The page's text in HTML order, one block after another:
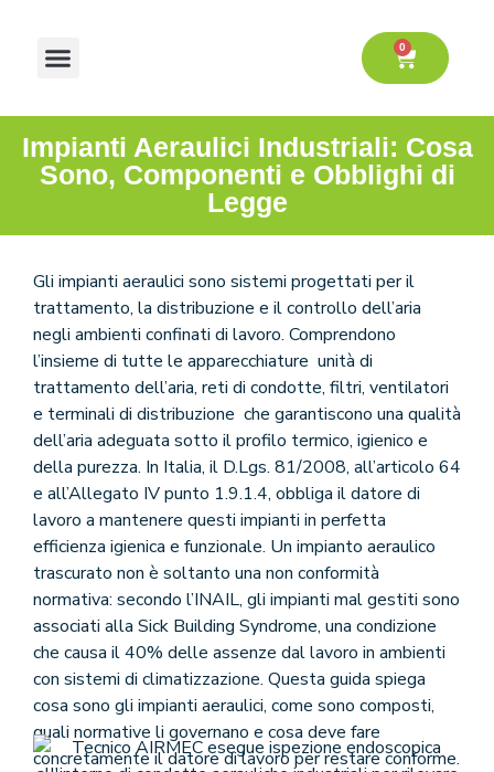
contenuto
0
Cart
Impianti Aeraulici Industriali: Cosa
Sono, Componenti e Obblighi di
Legge
Gli impianti aeraulici sono sistemi progettati per il
trattamento, la distribuzione e il controllo dell’aria
negli ambienti confinati di lavoro. Comprendono
l’insieme di tutte le apparecchiature unità di
trattamento dell’aria, reti di condotte, filtri, ventilatori
e terminali di distribuzione che garantiscono una qualità
dell’aria adeguata sotto il profilo termico, igienico e
della purezza. In Italia, il D.Lgs. 81/2008, all’articolo 64
e all’Allegato IV punto 1.9.1.4, obbliga il datore di
lavoro a mantenere questi impianti in perfetta
efficienza igienica e funzionale. Un impianto aeraulico
trascurato non è soltanto una non conformità
normativa: secondo l’INAIL, gli impianti mal gestiti sono
associati alla Sick Building Syndrome, una condizione
che causa il 40% delle assenze dal lavoro in ambienti
con sistemi di climatizzazione. Questa guida spiega
cosa sono gli impianti aeraulici, come sono composti,
quali normative li governano e cosa deve fare
concretamente il datore di lavoro per restare conforme.